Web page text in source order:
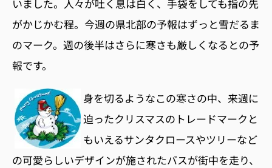
いました。人々が吐く息は白く、手袋をしても指の先
がかじかむ程。今週の県北部の予報はずっと雪だるま
のマーク。週の後半はさらに寒さも厳しくなるとの予
報です。
身を切るようなこの寒さの中、来週に
迫ったクリスマスのトレードマークと
もいえるサンタクロースやツリーなど
の可愛らしいデザインが施されたバスが街中を走り、